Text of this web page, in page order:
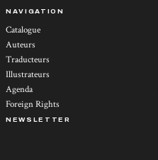
NAVIGATION
Catalogue
Auteurs
Traducteurs
Illustrateurs
Agenda
Foreign Rights
NEWSLETTER